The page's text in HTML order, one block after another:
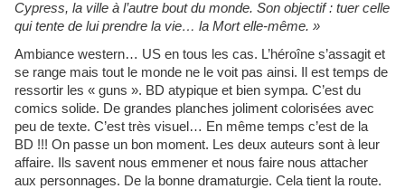
Cypress, la ville à l’autre bout du monde. Son objectif : tuer celle
qui tente de lui prendre la vie… la Mort elle-même. »
Ambiance western… US en tous les cas. L’héroîne s’assagit et
se range mais tout le monde ne le voit pas ainsi. Il est temps de
ressortir les « guns ». BD atypique et bien sympa. C’est du
comics solide. De grandes planches joliment colorisées avec
peu de texte. C’est très visuel… En même temps c’est de la
BD !!! On passe un bon moment. Les deux auteurs sont à leur
affaire. Ils savent nous emmener et nous faire nous attacher
aux personnages. De la bonne dramaturgie. Cela tient la route.